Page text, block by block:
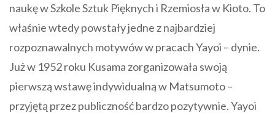
naukę w Szkole Sztuk Pięknych i Rzemiosła w Kioto. To
właśnie wtedy powstały jedne z najbardziej
rozpoznawalnych motywów w pracach Yayoi – dynie.
Już w 1952 roku Kusama zorganizowała swoją
pierwszą wstawę indywidualną w Matsumoto –
przyjętą przez publiczność bardzo pozytywnie. Yayoi